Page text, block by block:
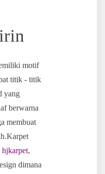
motif
titik - titik
yang
berwarna
membuat
hjkarpet,
dimana